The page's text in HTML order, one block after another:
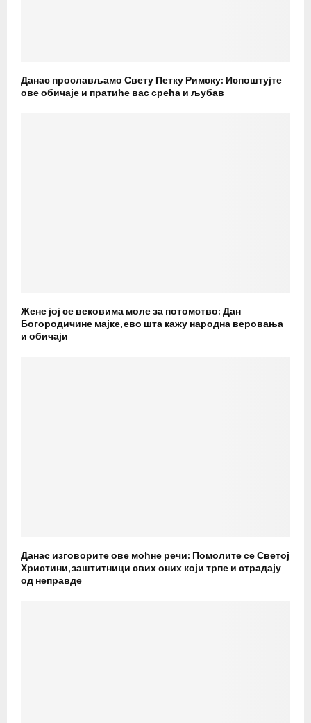
Данас прослављамо Свету Петку Римску: Испоштујте
ове обичаје и пратиће вас срећа и љубав
Жене јој се вековима моле за потомство: Дан
Богородичине мајке, ево шта кажу народна веровања
и обичаји
Данас изговорите ове моћне речи: Помолите се Светој
Христини, заштитници свих оних који трпе и страдају
од неправде